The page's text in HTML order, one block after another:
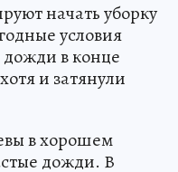
начать уборку
условия
в конце
и затянули
в хорошем
дожди. В